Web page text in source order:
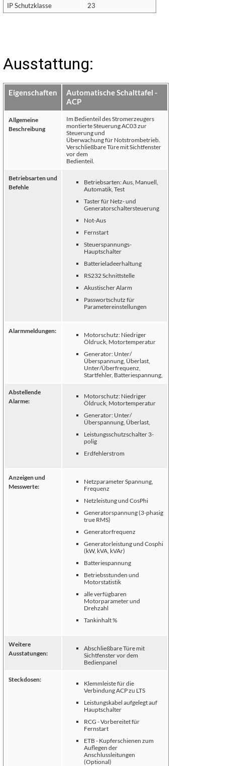
IP Schutzklasse 23
Ausstattung:
Eigenschaften
Automatische Schalttafel -
ACP
Allgemeine
Beschreibung
Im Bedienteil des Stromerzeugers
montierte Steuerung AC03 zur
Steuerung und
Überwachung für Notstrombetrieb.
Verschließbare Türe mit Sichtfenster
vor dem
Bedienteil.
Betriebsarten und
Befehle
Betriebsarten: Aus, Manuell,
Automatik, Test
Taster für Netz- und
Generatorschaltersteuerung
Not-Aus
Fernstart
Steuerspannungs-
Hauptschalter
Batterieladeerhaltung
RS232 Schnittstelle
Akustischer Alarm
Passwortschutz für
Parametereinstellungen
Alarmmeldungen:
Motorschutz: Niedriger
Öldruck, Motortemperatur
Generator: Unter/
Überspannung, Überlast,
Unter/Überfrequenz,
Startfehler, Batteriespannung,
Abstellende
Alarme:
Motorschutz: Niedriger
Öldruck, Motortemperatur
Generator: Unter/
Überspannung, Überlast,
Leistungsschutzschalter 3-
polig
Erdfehlerstrom
Anzeigen und
Messwerte:
Netzparameter Spannung,
Frequenz
Netzleistung und CosPhi
Generatorspannung (3-phasig
true RMS)
Generatorfrequenz
Generatorleistung und Cosphi
(kW, kVA, kVAr)
Batteriespannung
Betriebsstunden und
Motorstatistik
alle verfügbaren
Motorparameter und
Drehzahl
Tankinhalt %
Weitere
Ausstatungen:
Abschließbare Türe mit
Sichtfenster vor dem
Bedienpanel
Steckdosen:
Klemmleiste für die
Verbindung ACP zu LTS
Leistungskabel aufgelegt auf
Hauptschalter
RCG - Vorbereitet für
Fernstart
ETB - Kupferschienen zum
Auflegen der
Anschlussleitungen
(Optional)